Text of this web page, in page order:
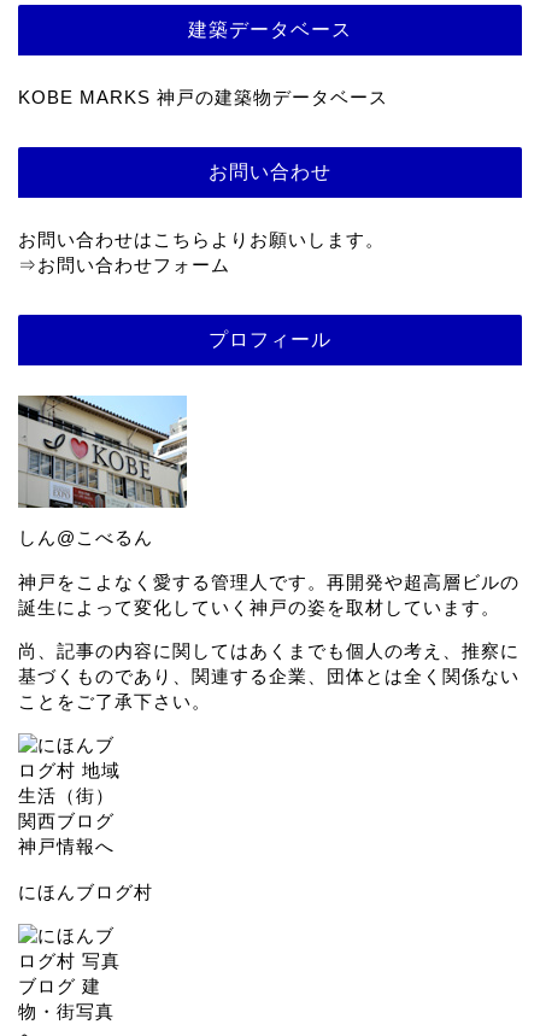
建築データベース
KOBE MARKS 神戸の建築物データベース
お問い合わせ
お問い合わせはこちらよりお願いします。
⇒お問い合わせフォーム
プロフィール
しん@こべるん
神戸をこよなく愛する管理人です。再開発や超高層ビルの
誕生によって変化していく神戸の姿を取材しています。
尚、記事の内容に関してはあくまでも個人の考え、推察に
基づくものであり、関連する企業、団体とは全く関係ない
ことをご了承下さい。
にほんブログ村